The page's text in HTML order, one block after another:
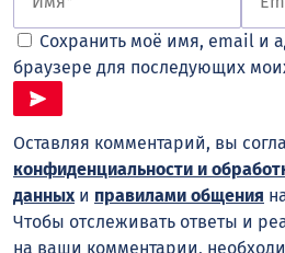
Сохранить моё имя, email и
браузере для последующих
Оставляя комментарий, вы
конфиденциальности и
данныхи правилами общения
Чтобы отслеживать ответы и
на ваши комментарии,